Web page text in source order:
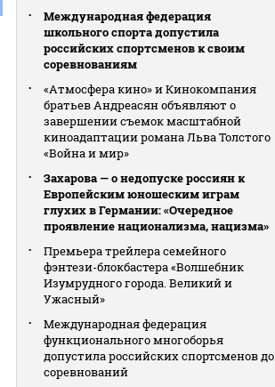
Международная федерация
школьного спорта допустила
российских спортсменов к своим
соревнованиям
«Атмосфера кино» и Кинокомпания
братьев Андреасян объявляют о
завершении съемок масштабной
киноадаптации романа Льва Толстого
«Война и мир»
Захарова — о недопуске россиян к
Европейским юношеским играм
глухих в Германии: «Очередное
проявление национализма, нацизма»
Премьера трейлера семейного
фэнтези-блокбастера «Волшебник
Изумрудного города. Великий и
Ужасный»
Международная федерация
функционального многоборья
допустила российских спортсменов до
соревнований